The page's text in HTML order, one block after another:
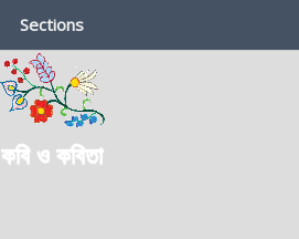
Sections
কবি ও কবিতা